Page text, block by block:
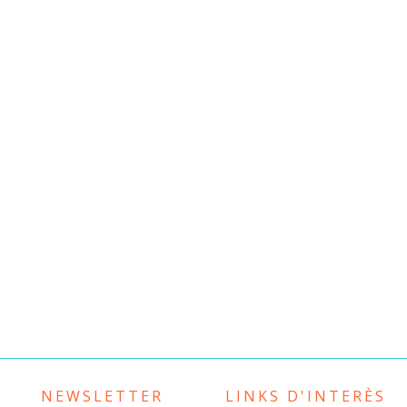
NEWSLETTER LINKS D'INTERÈS